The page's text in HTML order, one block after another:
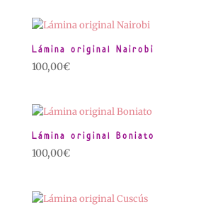
Lámina original Nairobi
100,00€
Lámina original Boniato
100,00€